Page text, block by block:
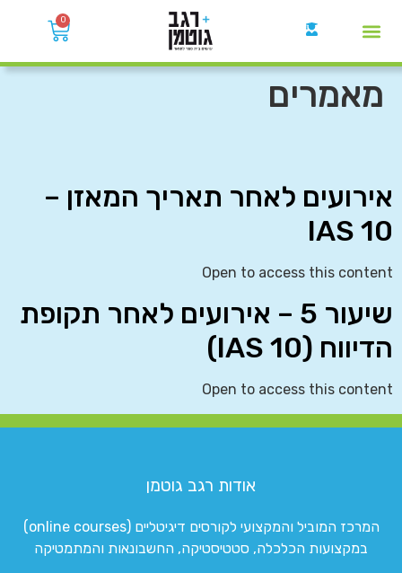
0
מאמרים
אירועים לאחר תאריך המאזן –
IAS 10
Open to access this content
שיעור 5 – אירועים לאחר תקופת
הדיווח (IAS 10)
Open to access this content
אודות רגב גוטמן
המרכז המוביל והמקצועי לקורסים דיגיטליים (online courses)
במקצועות הכלכלה, סטטיסטיקה, החשבונאות והמתמטיקה